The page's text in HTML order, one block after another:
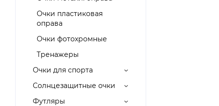
Очки пластиковая
оправа
Очки фотохромные
Тренажеры
Очки для спорта
Солнцезащитные очки
Футляры